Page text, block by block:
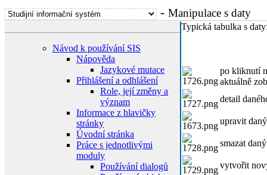
- Manipulace s daty
Návod k používání SIS
Nápověda
Jazykové mutace
Přihlášení a odhlášení
Role, její změny a
význam
Informace z hlavičky
stránky
Úvodní stránka
Práce s jednotlivými
moduly
Používání dialogů
Typická tabulka s
po kliknutí
aktuálně
detail
upravit
smazat
vytvořit